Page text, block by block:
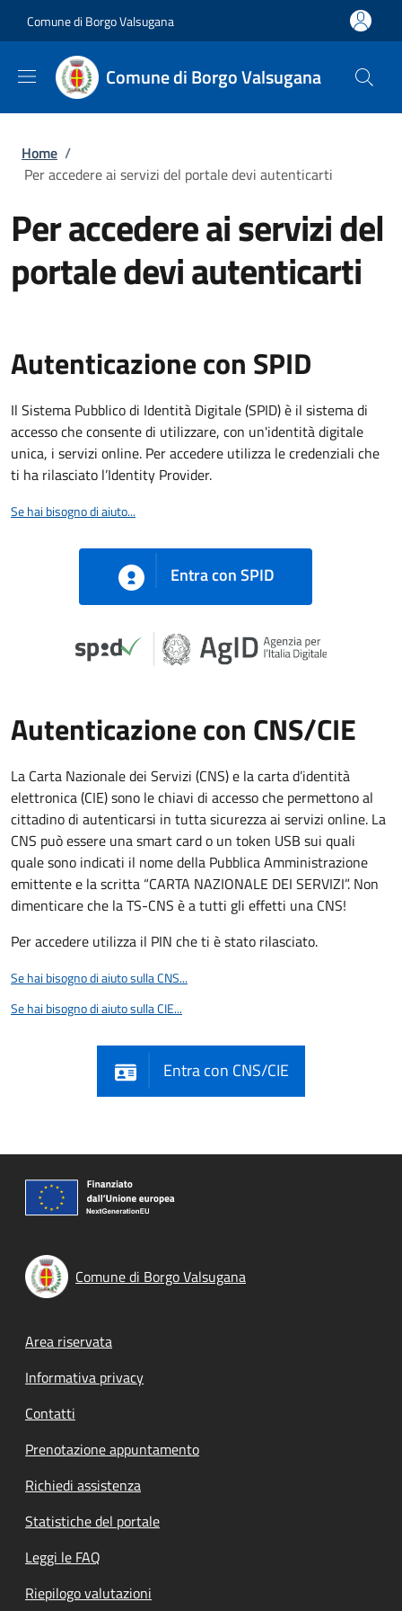
Comune di Borgo Valsugana
Comune di Borgo Valsugana
Briciole di pane
Home /
Per accedere ai servizi del portale devi autenticarti
Per accedere ai servizi del
portale devi autenticarti
Autenticazione con SPID
Il Sistema Pubblico di Identità Digitale (SPID) è il sistema di
accesso che consente di utilizzare, con un'identità digitale
unica, i servizi online. Per accedere utilizza le credenziali che
ti ha rilasciato l’Identity Provider.
Se hai bisogno di aiuto...
Entra con SPID
Autenticazione con CNS/CIE
La Carta Nazionale dei Servizi (CNS) e la carta d’identità
elettronica (CIE) sono le chiavi di accesso che permettono al
cittadino di autenticarsi in tutta sicurezza ai servizi online. La
CNS può essere una smart card o un token USB sui quali
quale sono indicati il nome della Pubblica Amministrazione
emittente e la scritta “CARTA NAZIONALE DEI SERVIZI”. Non
dimenticare che la TS-CNS è a tutti gli effetti una CNS!
Per accedere utilizza il PIN che ti è stato rilasciato.
Se hai bisogno di aiuto sulla CNS...
Se hai bisogno di aiuto sulla CIE...
Entra con CNS/CIE
Comune di Borgo Valsugana
Footer menu
Area riservata
Informativa privacy
Contatti
Prenotazione appuntamento
Richiedi assistenza
Statistiche del portale
Leggi le FAQ
Riepilogo valutazioni